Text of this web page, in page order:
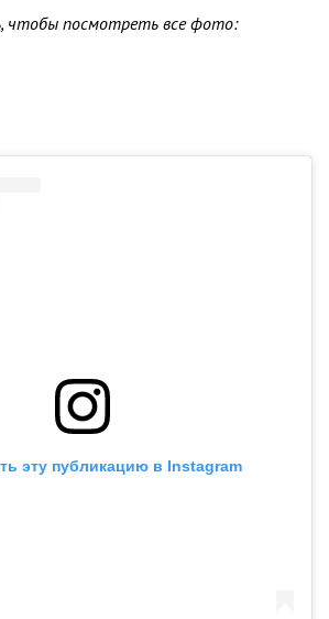
чтобы посмотреть все фото:
эту публикацию в Instagram